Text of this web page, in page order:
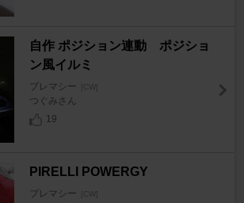
自作 ポジション連動 ポジショ
ン風イルミ
プレマシー [CW]
つぐみさん
19
PIRELLI POWERGY
プレマシー [CW]